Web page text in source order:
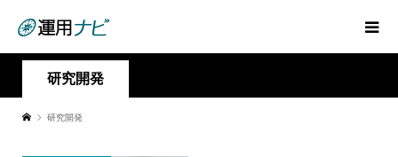
研究開発
研究開発